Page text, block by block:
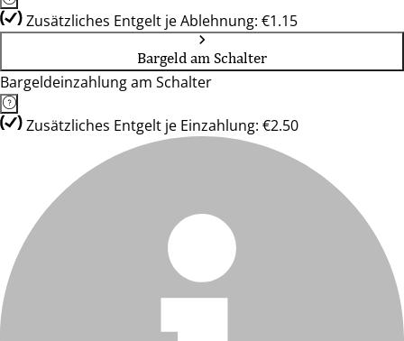
Zusätzliches Entgelt je Ablehnung: €1.15
Bargeld am Schalter
Bargeldeinzahlung am Schalter
Zusätzliches Entgelt je Einzahlung: €2.50